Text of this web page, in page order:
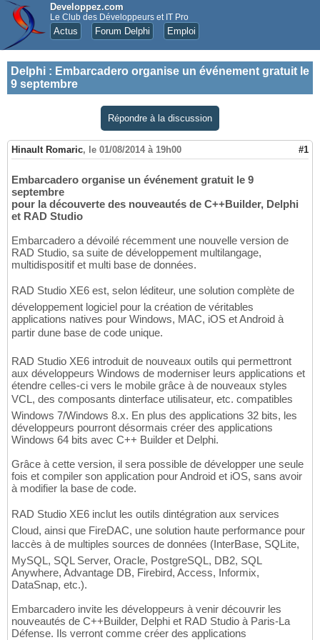
Developpez.com
Le Club des Développeurs et IT Pro
Actus Forum Delphi Emploi
Delphi : Embarcadero organise un événement gratuit le
9 septembre
Répondre à la discussion
Hinault Romaric, le 01/08/2014 à 19h00 #1
Embarcadero organise un événement gratuit le 9
septembre
pour la découverte des nouveautés de C++Builder, Delphi
et RAD Studio
Embarcadero a dévoilé récemment une nouvelle version de
RAD Studio, sa suite de développement multilangage,
multidispositif et multi base de données.
RAD Studio XE6 est, selon léditeur, une solution complète de
développement logiciel pour la création de véritables
applications natives pour Windows, MAC, iOS et Android à
partir dune base de code unique.
RAD Studio XE6 introduit de nouveaux outils qui permettront
aux développeurs Windows de moderniser leurs applications et
étendre celles-ci vers le mobile grâce à de nouveaux styles
VCL, des composants dinterface utilisateur, etc. compatibles
Windows 7/Windows 8.x. En plus des applications 32 bits, les
développeurs pourront désormais créer des applications
Windows 64 bits avec C++ Builder et Delphi.
Grâce à cette version, il sera possible de développer une seule
fois et compiler son application pour Android et iOS, sans avoir
à modifier la base de code.
RAD Studio XE6 inclut les outils dintégration aux services
Cloud, ainsi que FireDAC, une solution haute performance pour
laccès à de multiples sources de données (InterBase, SQLite,
MySQL, SQL Server, Oracle, PostgreSQL, DB2, SQL
Anywhere, Advantage DB, Firebird, Access, Informix,
DataSnap, etc.).
Embarcadero invite les développeurs à venir découvrir les
nouveautés de C++Builder, Delphi et RAD Studio à Paris-La
Défense. Ils verront comme créer des applications